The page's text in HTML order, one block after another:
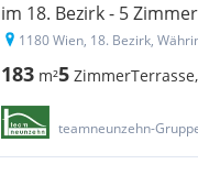
im 18. Bezirk - 5
& Sauna
183 m²5 Zimmer
teamneunzehn-